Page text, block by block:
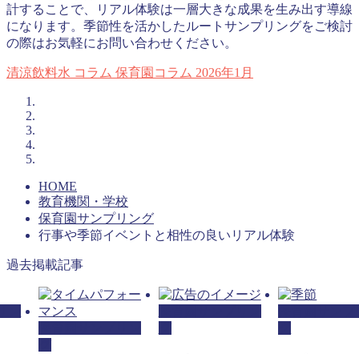
計することで、リアル体験は一層大きな成果を生み出す導線
になります。季節性を活かしたルートサンプリングをご検討
の際はお気軽にお問い合わせください。
清涼飲料水 コラム 保育園コラム 2026年1月
HOME
教育機関・学校
保育園サンプリング
行事や季節イベントと相性の良いリアル体験
過去掲載記事